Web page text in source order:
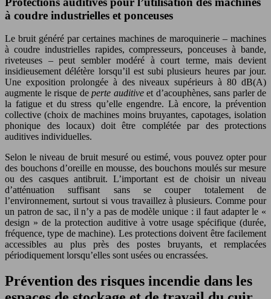
à coudre industrielles et ponceuses
Le bruit généré par certaines machines de maroquinerie – machines
à coudre industrielles rapides, compresseurs, ponceuses à bande,
riveteuses – peut sembler modéré à court terme, mais devient
insidieusement délétère lorsqu’il est subi plusieurs heures par jour.
Une exposition prolongée à des niveaux supérieurs à 80 dB(A)
augmente le risque de perte auditiveet d’acouphènes, sans parler de
la fatigue et du stress qu’elle engendre. Là encore, la prévention
collective (choix de machines moins bruyantes, capotages, isolation
phonique des locaux) doit être complétée par des protections
auditives individuelles.
Selon le niveau de bruit mesuré ou estimé, vous pouvez opter pour
des bouchons d’oreille en mousse, des bouchons moulés sur mesure
ou des casques antibruit. L’important est de choisir un niveau
d’atténuation suffisant sans se couper totalement de
l’environnement, surtout si vous travaillez à plusieurs. Comme pour
un patron de sac, il n’y a pas de modèle unique : il faut adapter le «
design » de la protection auditive à votre usage spécifique (durée,
fréquence, type de machine). Les protections doivent être facilement
accessibles au plus près des postes bruyants, et remplacées
périodiquement lorsqu’elles sont usées ou encrassées.
Prévention des risques incendie dans les